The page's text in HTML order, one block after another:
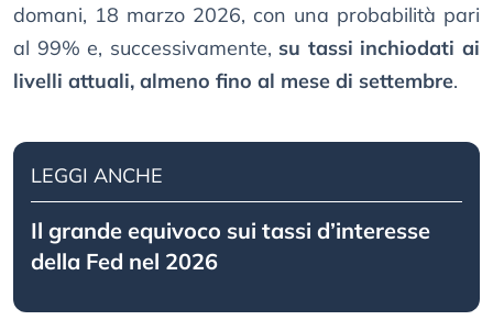
domani, 18 marzo 2026, con una probabilità pari
al 99% e, successivamente, su tassi inchiodati ai
livelli attuali, almeno fino al mese di settembre.
LEGGI ANCHE
Il grande equivoco sui tassi d’interesse
della Fed nel 2026